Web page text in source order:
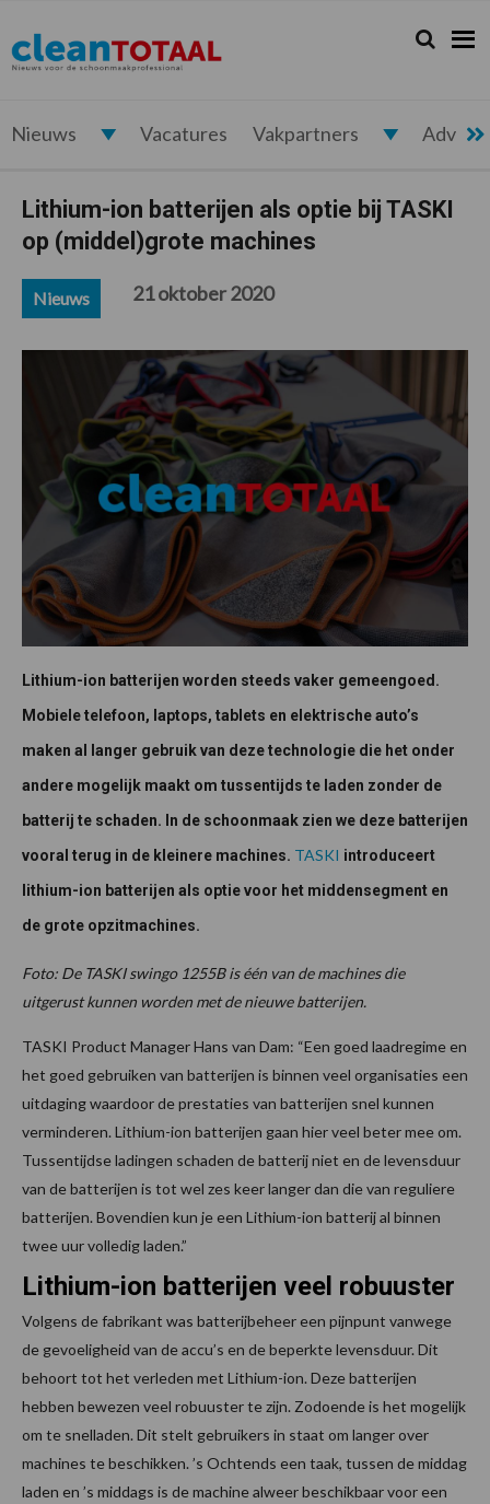
de
hoofdnavigatie
de
hoofd
de
eerste
de
voettekst
Cleantotaal.nl
Het
laatste
voor
schoonmaak
Zoeken...
Zoek
Nieuws Vacatures Vakpartners
Lithium-ion batterijen als optie bij TASKI
op (middel)grote machines
Nieuws 21 oktober 2020
Lithium-ion batterijen worden steeds vaker gemeengoed.
Mobiele telefoon, laptops, tablets en elektrische auto’s
maken al langer gebruik van deze technologie die het onder
andere mogelijk maakt om tussentijds te laden zonder de
batterij te schaden. In de schoonmaak zien we deze batterijen
vooral terug in de kleinere machines. TASKI introduceert
lithium-ion batterijen als optie voor het middensegment en
de grote opzitmachines.
Foto: De TASKI swingo 1255B is één van de machines die
uitgerust kunnen worden met de nieuwe batterijen.
TASKI Product Manager Hans van Dam: “Een goed laadregime en
het goed gebruiken van batterijen is binnen veel organisaties een
uitdaging waardoor de prestaties van batterijen snel kunnen
verminderen. Lithium-ion batterijen gaan hier veel beter mee om.
Tussentijdse ladingen schaden de batterij niet en de levensduur
van de batterijen is tot wel zes keer langer dan die van reguliere
batterijen. Bovendien kun je een Lithium-ion batterij al binnen
twee uur volledig laden.”
Lithium-ion batterijen veel robuuster
Volgens de fabrikant was batterijbeheer een pijnpunt vanwege
de gevoeligheid van de accu’s en de beperkte levensduur. Dit
behoort tot het verleden met Lithium-ion. Deze batterijen
hebben bewezen veel robuuster te zijn. Zodoende is het mogelijk
om te snelladen. Dit stelt gebruikers in staat om langer over
machines te beschikken. ’s Ochtends een taak, tussen de middag
laden en ’s middags is de machine alweer beschikbaar voor een